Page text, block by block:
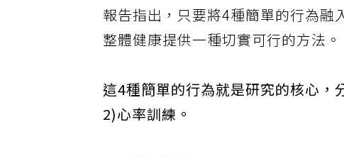
報告指出，只要將4種簡單的行為融
整體健康提供一種切實可行的方法。
這4種簡單的行為就是研究的核心
2)心率訓練。